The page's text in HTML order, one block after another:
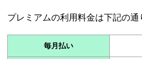
プレミアムの利用料金は下記の通
毎月払い